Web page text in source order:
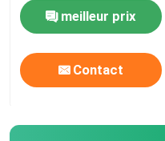
meilleur prix
Contact